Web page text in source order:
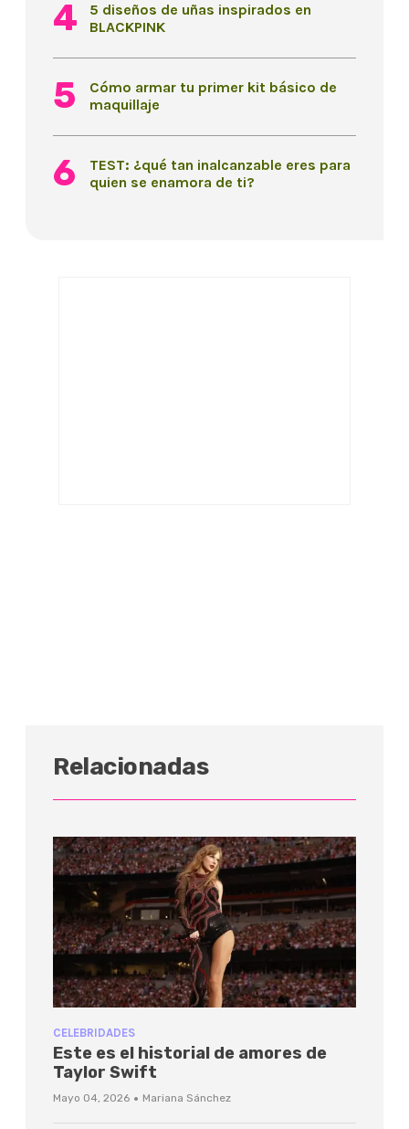
5 diseños de uñas inspirados en
BLACKPINK
Cómo armar tu primer kit básico de
maquillaje
TEST: ¿qué tan inalcanzable eres para
quien se enamora de ti?
Relacionadas
CELEBRIDADES
Este es el historial de amores de
Taylor Swift
Mayo 04, 2026 · Mariana Sánchez